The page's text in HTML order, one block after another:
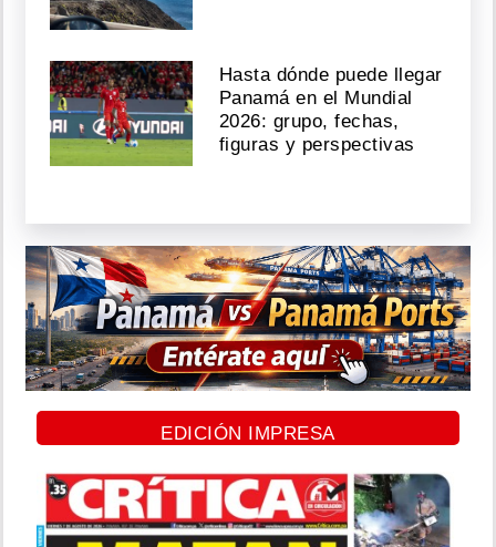
Hasta dónde puede llegar
Panamá en el Mundial
2026: grupo, fechas,
figuras y perspectivas
EDICIÓN IMPRESA